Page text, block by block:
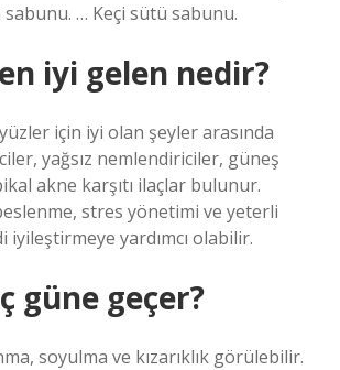
… Keçi sütü sabunu.
iyi gelen nedir?
için iyi olan şeyler arasında
yağsız nemlendiriciler, güneş
akne karşıtı ilaçlar bulunur.
beslenme, stres yönetimi ve yeterli
iyileştirmeye yardımcı olabilir.
güne geçer?
soyulma ve kızarıklık görülebilir.